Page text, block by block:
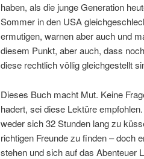
haben, als die junge Generation
Sommer in den USA
ermutigen, warnen aber auch und
diesem Punkt, aber auch, dass
diese rechtlich völlig gleichgestellt
Dieses Buch macht Mut. Keine
hadert, sei diese Lektüre
weder sich 32 Stunden lang zu
richtigen Freunde zu finden – doch
stehen und sich auf das Abenteuer